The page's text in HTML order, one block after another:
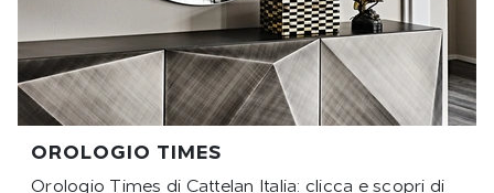
OROLOGIO TIMES
Orologio Times di Cattelan Italia: clicca e scopri di